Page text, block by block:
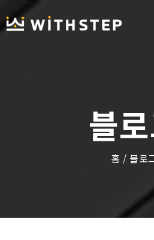
위드스텝
블
홈 / 블로